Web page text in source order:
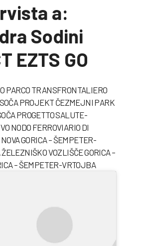
a:
Sodini
EZTS GO
PARCO TRANSFRONTALIERO
PROJEKT ČEZMEJNI PARK
PROGETTO SALUTE-
NODO FERROVIARIO DI
GORICA – ŠEMPETER-
VOZLIŠČE GORICA –
– ŠEMPETER-VRTOJBA